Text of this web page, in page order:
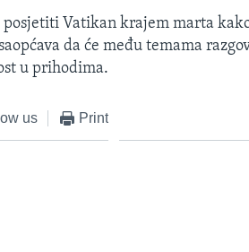
Vatikan krajem marta kako
da će među temama
u prihodima.
us Print